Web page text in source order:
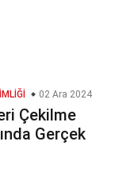
02 Ara 2024
Çekilme
Gerçek